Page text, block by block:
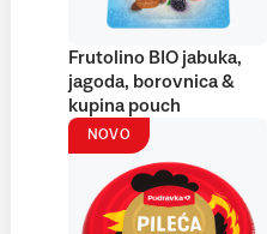
Frutolino BIO jabuka,
jagoda, borovnica &
kupina pouch
NOVO